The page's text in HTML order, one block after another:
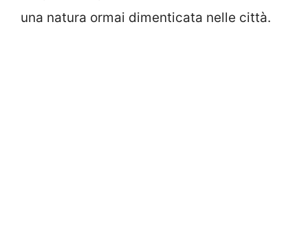
una natura ormai dimenticata nelle città.